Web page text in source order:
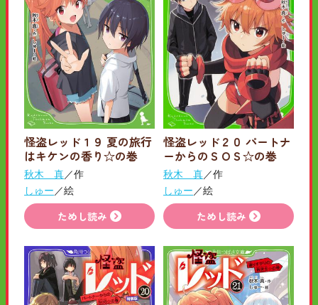
怪盗レッド１９ 夏の旅行
はキケンの香り☆の巻
秋木 真／作
しゅー ／絵
ためし読み
怪盗レッド２０ パートナ
ーからのＳＯＳ☆の巻
秋木 真／作
しゅー ／絵
ためし読み